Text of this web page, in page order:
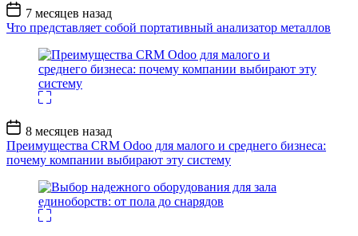
Дата
записи
7 месяцев назад
Что представляет собой портативный анализатор металлов
Дата
записи
8 месяцев назад
Преимущества CRM Odoo для малого и среднего бизнеса:
почему компании выбирают эту систему